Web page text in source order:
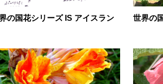
の国花シリーズ IS アイスラン 世界の